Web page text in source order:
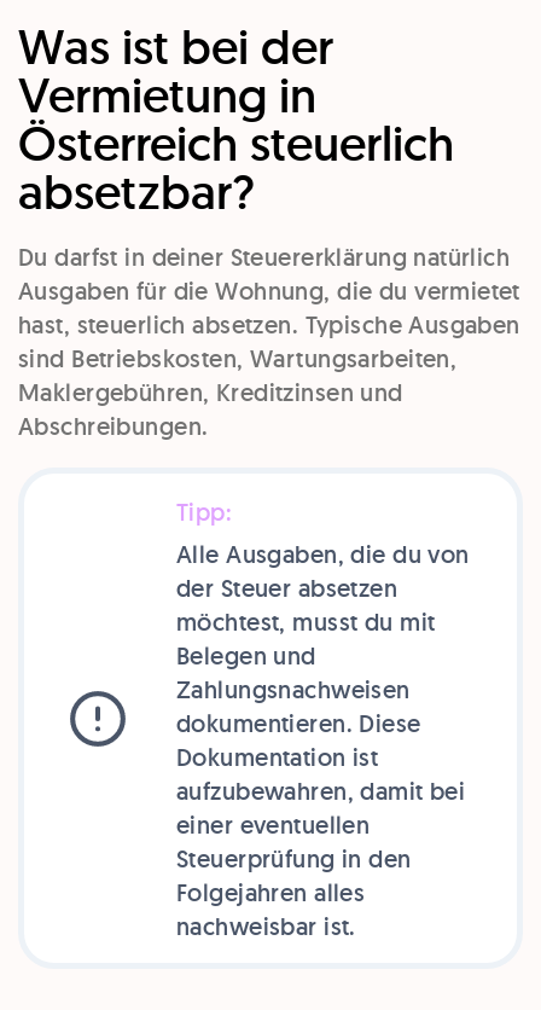
Was ist bei der
Vermietung in
Österreich steuerlich
absetzbar?
Du darfst in deiner Steuererklärung natürlich
Ausgaben für die Wohnung, die du vermietet
hast, steuerlich absetzen. Typische Ausgaben
sind Betriebskosten, Wartungsarbeiten,
Maklergebühren, Kreditzinsen und
Abschreibungen.
Tipp:
Alle Ausgaben, die du von
der Steuer absetzen
möchtest, musst du mit
Belegen und
Zahlungsnachweisen
dokumentieren. Diese
Dokumentation ist
aufzubewahren, damit bei
einer eventuellen
Steuerprüfung in den
Folgejahren alles
nachweisbar ist.